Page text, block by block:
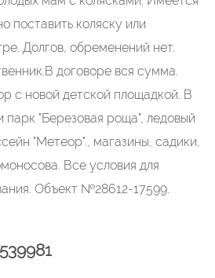
поставить коляску или
Долгов, обременений нет.
договоре вся сумма.
с новой детской площадкой. В
парк "Березовая роща", ледовый
"Метеор"., магазины, садики,
Все условия для
Объект №28612-17599.